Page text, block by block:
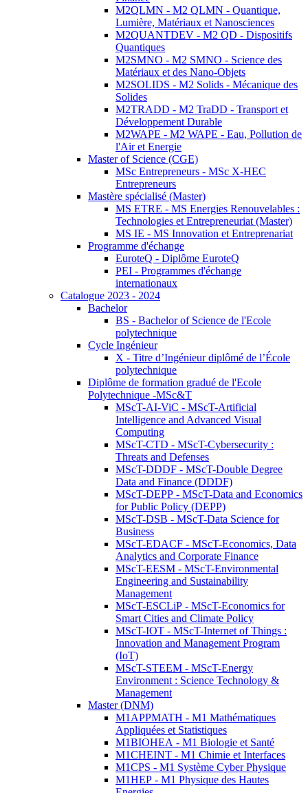
M2QLMN - M2 QLMN - Quantique,
Lumière, Matériaux et Nanosciences
M2QUANTDEV - M2 QD - Dispositifs
Quantiques
M2SMNO - M2 SMNO - Science des
Matériaux et des Nano-Objets
M2SOLIDS - M2 Solids - Mécanique des
Solides
M2TRADD - M2 TraDD - Transport et
Développement Durable
M2WAPE - M2 WAPE - Eau, Pollution de
l'Air et Energie
Master of Science (CGE)
MSc Entrepreneurs - MSc X-HEC
Entrepreneurs
Mastère spécialisé (Master)
MS ETRE - MS Energies Renouvelables :
Technologies et Entrepreneuriat (Master)
MS IE - MS Innovation et Entreprenariat
Programme d'échange
EuroteQ - Diplôme EuroteQ
PEI - Programmes d'échange
internationaux
Catalogue 2023 - 2024
Bachelor
BS - Bachelor of Science de l'Ecole
polytechnique
Cycle Ingénieur
X - Titre d’Ingénieur diplômé de l’École
polytechnique
Diplôme de formation gradué de l'Ecole
Polytechnique -MSc&T
MScT-AI-ViC - MScT-Artificial
Intelligence and Advanced Visual
Computing
MScT-CTD - MScT-Cybersecurity :
Threats and Defenses
MScT-DDDF - MScT-Double Degree
Data and Finance (DDDF)
MScT-DEPP - MScT-Data and Economics
for Public Policy (DEPP)
MScT-DSB - MScT-Data Science for
Business
MScT-EDACF - MScT-Economics, Data
Analytics and Corporate Finance
MScT-EESM - MScT-Environmental
Engineering and Sustainability
Management
MScT-ESCLiP - MScT-Economics for
Smart Cities and Climate Policy
MScT-IOT - MScT-Internet of Things :
Innovation and Management Program
(IoT)
MScT-STEEM - MScT-Energy
Environment : Science Technology &
Management
Master (DNM)
M1APPMATH - M1 Mathématiques
Appliquées et Statistiques
M1BIOHEA - M1 Biologie et Santé
M1CHEINT - M1 Chimie et Interfaces
M1CPS - M1 Système Cyber Physique
M1HEP - M1 Physique des Hautes